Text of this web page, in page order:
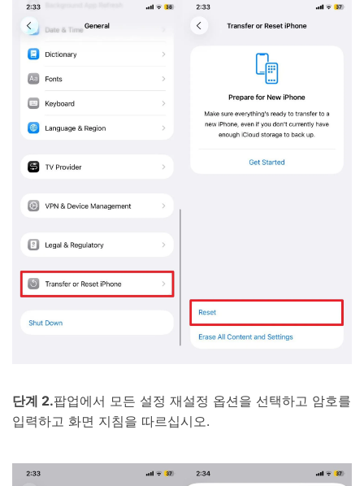
단계 2.팝업에서 모든 설정 재설정 옵션을 선택하고 암호를
입력하고 화면 지침을 따르십시오.